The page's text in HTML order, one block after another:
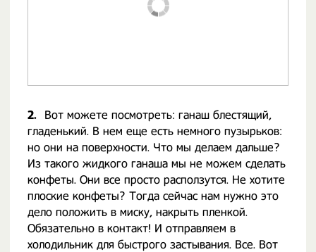
2.
Вот можете посмотреть: ганаш блестящий,
гладенький. В нем еще есть немного пузырьков:
но они на поверхности. Что мы делаем дальше?
Из такого жидкого ганаша мы не можем сделать
конфеты. Они все просто расползутся. Не хотите
плоские конфеты? Тогда сейчас нам нужно это
дело положить в миску, накрыть пленкой.
Обязательно в контакт! И отправляем в
холодильник для быстрого застывания. Все. Вот